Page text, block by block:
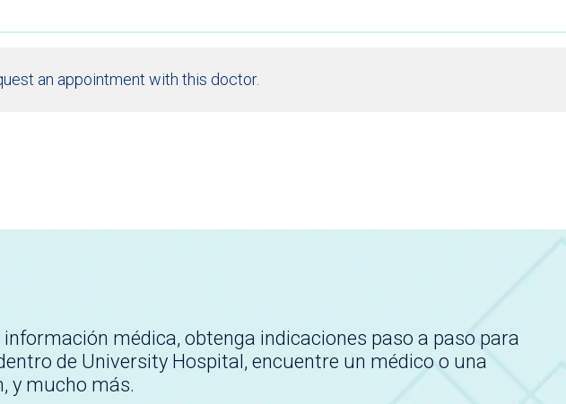
an appointment with this doctor.
información médica, obtenga indicaciones paso a paso para
de University Hospital, encuentre un médico o una
y mucho más.